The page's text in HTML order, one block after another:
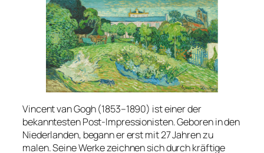
Vincent van Gogh (1853–1890) ist einer der
bekanntesten Post-Impressionisten. Geboren in den
Niederlanden, begann er erst mit 27 Jahren zu
malen. Seine Werke zeichnen sich durch kräftige